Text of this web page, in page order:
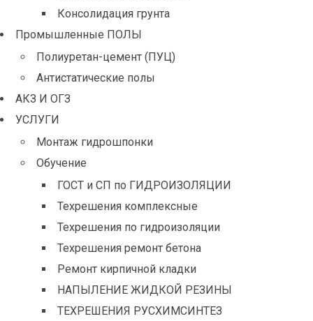
Консолидация грунта
Промышленные ПОЛЫ
Полиуретан-цемент (ПУЦ)
Антистатические полы
АКЗ И ОГЗ
УСЛУГИ
Монтаж гидрошпонки
Обучение
ГОСТ и СП по ГИДРОИЗОЛЯЦИИ
Техрешения комплексные
Техрешения по гидроизоляции
Техрешения ремонт бетона
Ремонт кирпичной кладки
НАПЫЛЕНИЕ ЖИДКОЙ РЕЗИНЫ
ТЕХРЕШЕНИЯ РУСХИМСИНТЕЗ